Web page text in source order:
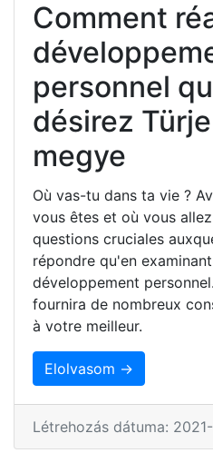
Comment
personnel
désirez
megye
Où vas-tu dans ta vie ?
vous êtes et où vous
questions cruciales
répondre qu'en
développement
fournira de nombreux
à votre meilleur.
Elolvasom →
Létrehozás dátuma: